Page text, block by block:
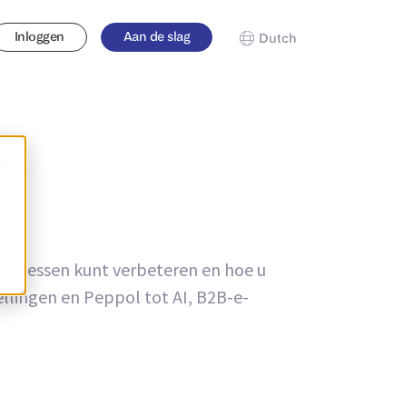
Inloggen Aan de slag Dutch
kunt verbeteren en hoe u
en Peppol tot AI, B2B-e-